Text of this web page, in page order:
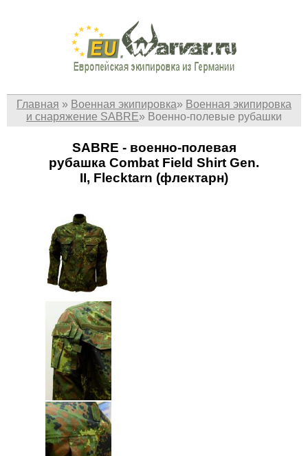
Главная » Военная экипировка» Военная экипировка
и снаряжение SABRE» Военно-полевые рубашки
SABRE - военно-полевая
рубашка Combat Field Shirt Gen.
II, Flecktarn (флектарн)